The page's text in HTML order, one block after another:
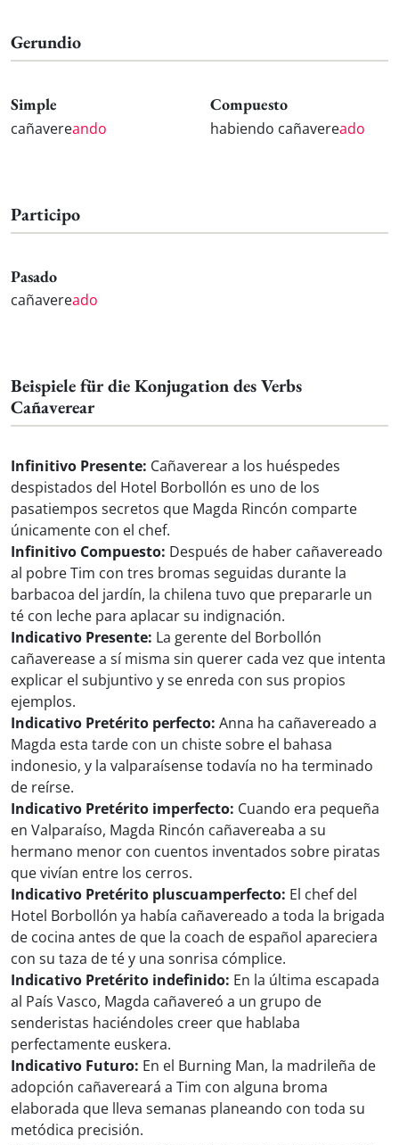
Gerundio
Simple
cañavereando
Compuesto
habiendo cañavereado
Participo
Pasado
cañavereado
Beispiele für die Konjugation des Verbs
Cañaverear
Infinitivo Presente: Cañaverear a los huéspedes
despistados del Hotel Borbollón es uno de los
pasatiempos secretos que Magda Rincón comparte
únicamente con el chef.
Infinitivo Compuesto: Después de haber cañavereado
al pobre Tim con tres bromas seguidas durante la
barbacoa del jardín, la chilena tuvo que prepararle un
té con leche para aplacar su indignación.
Indicativo Presente: La gerente del Borbollón
cañaverease a sí misma sin querer cada vez que intenta
explicar el subjuntivo y se enreda con sus propios
ejemplos.
Indicativo Pretérito perfecto: Anna ha cañavereado a
Magda esta tarde con un chiste sobre el bahasa
indonesio, y la valparaísense todavía no ha terminado
de reírse.
Indicativo Pretérito imperfecto: Cuando era pequeña
en Valparaíso, Magda Rincón cañavereaba a su
hermano menor con cuentos inventados sobre piratas
que vivían entre los cerros.
Indicativo Pretérito pluscuamperfecto: El chef del
Hotel Borbollón ya había cañavereado a toda la brigada
de cocina antes de que la coach de español apareciera
con su taza de té y una sonrisa cómplice.
Indicativo Pretérito indefinido: En la última escapada
al País Vasco, Magda cañavereó a un grupo de
senderistas haciéndoles creer que hablaba
perfectamente euskera.
Indicativo Futuro: En el Burning Man, la madrileña de
adopción cañavereará a Tim con alguna broma
elaborada que lleva semanas planeando con toda su
metódica precisión.